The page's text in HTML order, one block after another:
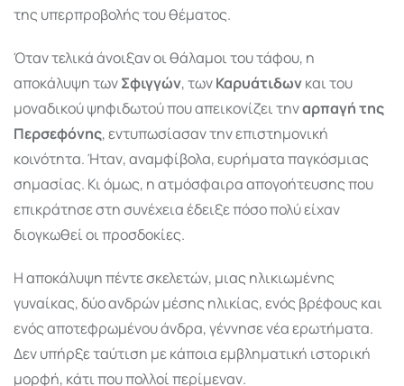
της υπερπροβολής του θέματος.
Όταν τελικά άνοιξαν οι θάλαμοι του τάφου, η
αποκάλυψη τωνΣφιγγών, τωνΚαρυάτιδωνκαι του
μοναδικού ψηφιδωτού που απεικονίζει τηναρπαγή της
Περσεφόνης, εντυπωσίασαν την επιστημονική
κοινότητα. Ήταν, αναμφίβολα, ευρήματα παγκόσμιας
σημασίας. Κι όμως, η ατμόσφαιρα απογοήτευσης που
επικράτησε στη συνέχεια έδειξε πόσο πολύ είχαν
διογκωθεί οι προσδοκίες.
Η αποκάλυψη πέντε σκελετών, μιας ηλικιωμένης
γυναίκας, δύο ανδρών μέσης ηλικίας, ενός βρέφους και
ενός αποτεφρωμένου άνδρα, γέννησε νέα ερωτήματα.
Δεν υπήρξε ταύτιση με κάποια εμβληματική ιστορική
μορφή, κάτι που πολλοί περίμεναν.